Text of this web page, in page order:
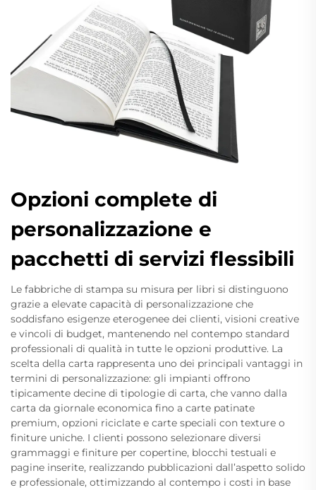
Opzioni complete di
personalizzazione e
pacchetti di servizi flessibili
Le fabbriche di stampa su misura per libri si distinguono
grazie a elevate capacità di personalizzazione che
soddisfano esigenze eterogenee dei clienti, visioni creative
e vincoli di budget, mantenendo nel contempo standard
professionali di qualità in tutte le opzioni produttive. La
scelta della carta rappresenta uno dei principali vantaggi in
termini di personalizzazione: gli impianti offrono
tipicamente decine di tipologie di carta, che vanno dalla
carta da giornale economica fino a carte patinate
premium, opzioni riciclate e carte speciali con texture o
finiture uniche. I clienti possono selezionare diversi
grammaggi e finiture per copertine, blocchi testuali e
pagine inserite, realizzando pubblicazioni dall’aspetto solido
e professionale, ottimizzando al contempo i costi in base